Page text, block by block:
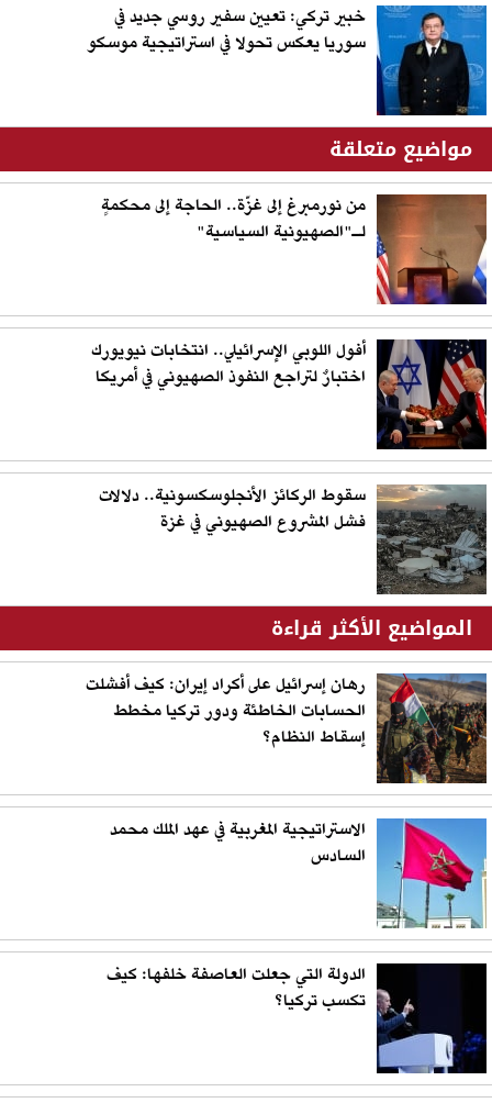
خبير تركي: تعيين سفير روسي جديد في
سوريا يعكس تحولا في استراتيجية موسكو
مواضيع متعلقة
من نورمبرغ إلى غزّة.. الحاجة إلى محكمةٍ
لـ"الصهيونية السياسية"
أفول اللوبي الإسرائيلي.. انتخابات نيويورك
اختبارٌ لتراجع النفوذ الصهيوني في أمريكا
سقوط الركائز الأنجلوسكسونية.. دلالات
فشل المشروع الصهيوني في غزة
المواضيع الأكثر قراءة
رهان إسرائيل على أكراد إيران: كيف أفشلت
الحسابات الخاطئة ودور تركيا مخطط
إسقاط النظام؟
الاستراتيجية المغربية في عهد الملك محمد
السادس
الدولة التي جعلت العاصفة خلفها: كيف
تكسب تركيا؟